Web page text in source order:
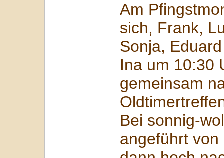
Am
sich, Frank,
Sonja,
Ina um 10:30
gemeinsam
Bei sonnig-
angeführt